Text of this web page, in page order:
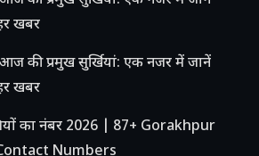
खबर
की प्रमुख सुर्खियां: एक नजर में जानें
खबर
का नंबर 2026 | 87+ Gorakhpur
Numbers